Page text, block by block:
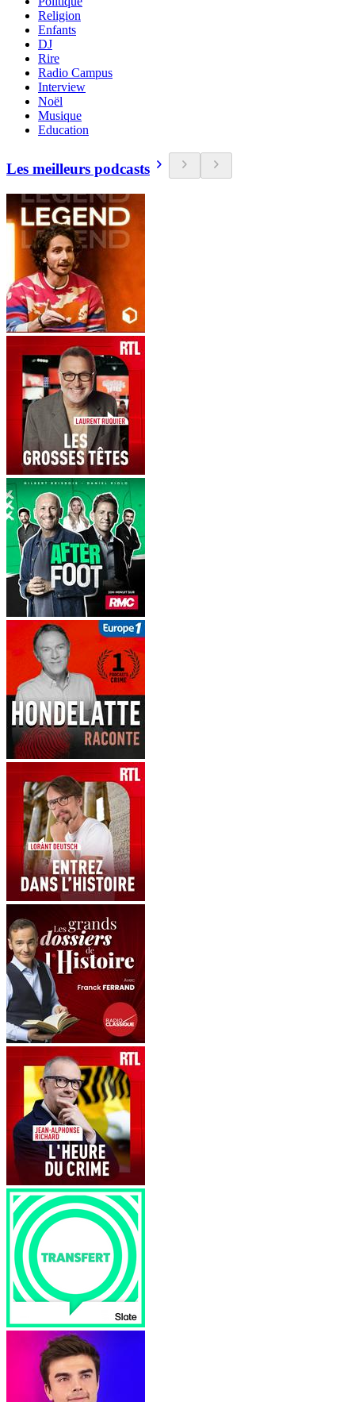
Religion
Enfants
DJ
Rire
Radio Campus
Interview
Noël
Musique
Education
Les meilleurs podcasts